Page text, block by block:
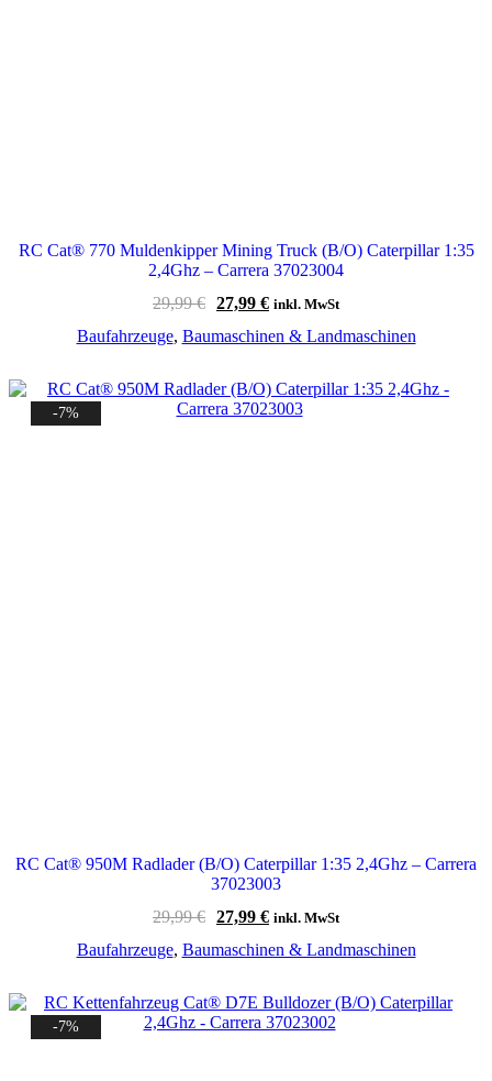
RC Cat® 770 Muldenkipper Mining Truck (B/O) Caterpillar 1:35
2,4Ghz – Carrera 37023004
29,99€ Ursprünglicher
war:
27,99 €Aktueller
ist:
inkl. MwSt
Baufahrzeuge, Baumaschinen & Landmaschinen
-7%
RC Cat® 950M Radlader (B/O) Caterpillar 1:35 2,4Ghz – Carrera
37023003
29,99€ Ursprünglicher
war:
27,99 €Aktueller
ist:
inkl. MwSt
Baufahrzeuge, Baumaschinen & Landmaschinen
-7%